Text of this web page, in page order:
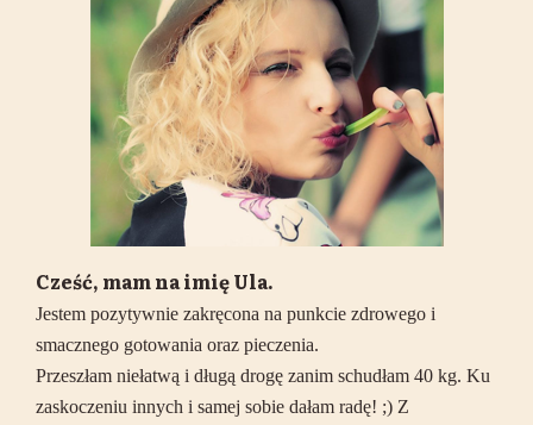
Cześć, mam na imię Ula.
Jestem pozytywnie zakręcona na punkcie zdrowego i
smacznego gotowania oraz pieczenia.
Przeszłam niełatwą i długą drogę zanim schudłam 40 kg. Ku
zaskoczeniu innych i samej sobie dałam radę! ;) Z